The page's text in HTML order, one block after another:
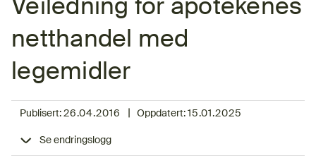
​Veiledning for apotekenes
netthandel med
legemidler
Publisert: 26.04.2016 Oppdatert:15.01.2025
Se endringslogg